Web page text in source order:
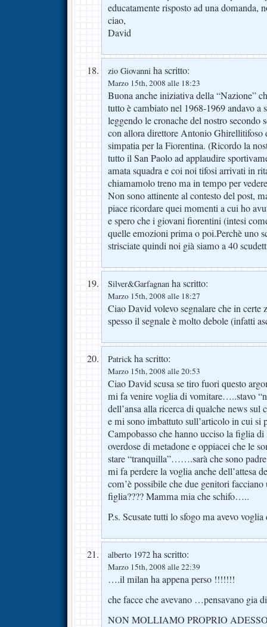
educatamente risposto ad una domanda,
ciao,
David
zio Giovanni ha scritto:
Marzo 15th, 2008 alle 18:23
Buona anche iniziativa della “Nazione”
tutto è cambiato nel 1968-1969 andavo a
leggendo le cronache del nostro secondo
con allora direttore Antonio Ghirellitifoso
simpatia per la Fiorentina. (Ricordo la
tutto il San Paolo ad applaudire
amata squadra e coi noi tifosi arrivati in
chiamamolo treno ma in tempo per
Non sono attinente al contesto del post,
piace ricordare quei momenti a cui ho
e spero che i giovani fiorentini (intesi
quelle emozioni prima o poi.Perchè uno
strisciate quindi noi già siamo a 40
Silver&Garfagnan ha scritto:
Marzo 15th, 2008 alle 18:27
Ciao David volevo segnalare che in certe
spesso il segnale è molto debole (infatti
Patrick ha scritto:
Marzo 15th, 2008 alle 20:53
Ciao David scusa se tiro fuori questo
mi fa venire voglia di vomitare…..stavo
dell’ansa alla ricerca di qualche news sul
e mi sono imbattuto sull’articolo in cui si
Campobasso che hanno ucciso la figlia di
overdose di metadone e oppiacei che le
stare “tranquilla”…….sarà che sono
mi fa perdere la voglia anche dell’attesa
com’è possibile che due genitori facciano
figlia???? Mamma mia che schifo…..
P.s. Scusate tutti lo sfogo ma avevo
alberto 1972 ha scritto:
Marzo 15th, 2008 alle 22:39
….il milan ha appena perso !!!!!!!
che facce che avevano …pensavano gia
NON MOLLIAMO PROPRIO